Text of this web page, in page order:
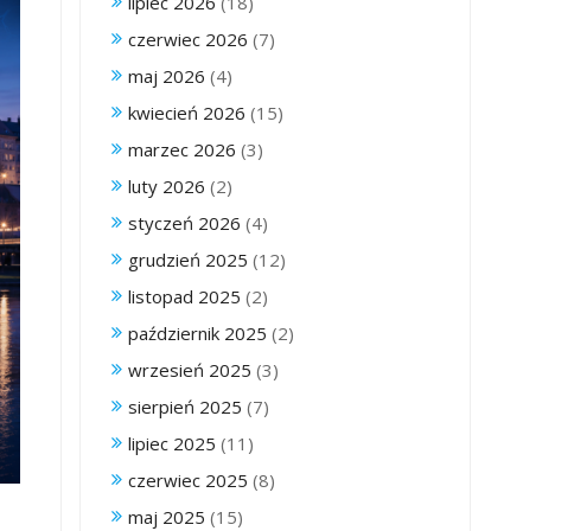
czerwiec 2026 (7)
maj 2026 (4)
kwiecień 2026 (15)
marzec 2026 (3)
luty 2026 (2)
styczeń 2026 (4)
grudzień 2025 (12)
listopad 2025 (2)
październik 2025 (2)
wrzesień 2025 (3)
sierpień 2025 (7)
lipiec 2025 (11)
czerwiec 2025 (8)
maj 2025 (15)